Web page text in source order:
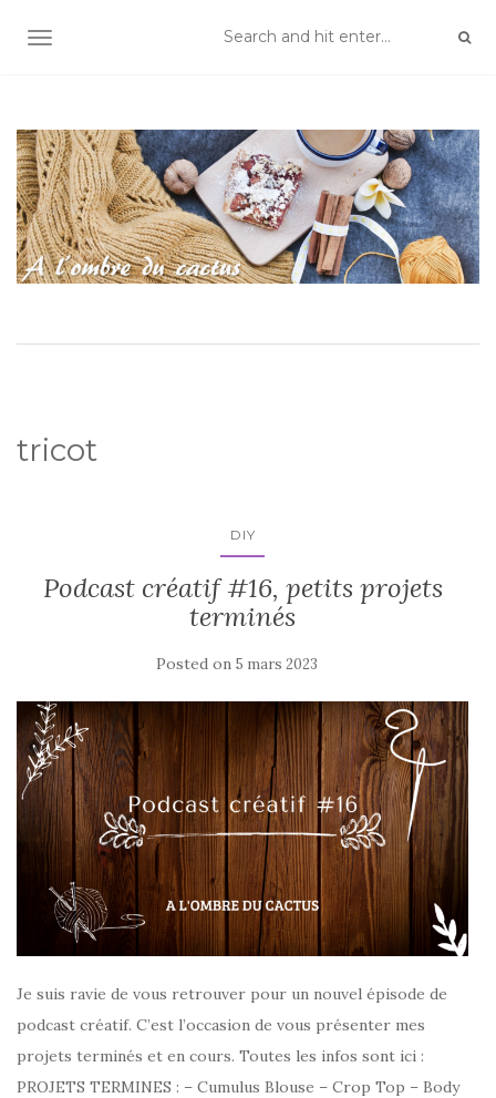
TOGGLE NAVIGATION
tricot
DIY
Podcast créatif #16, petits projets
terminés
Posted on 5 mars 2023
Je suis ravie de vous retrouver pour un nouvel épisode de
podcast créatif. C’est l’occasion de vous présenter mes
projets terminés et en cours. Toutes les infos sont ici :
PROJETS TERMINES : – Cumulus Blouse – Crop Top – Body